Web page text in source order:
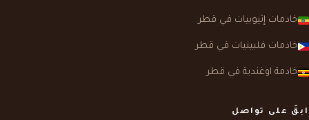
خادمات إثيوبيات في قطر
خادمات فلبينيات في قطر
خادمة اوغندية في قطر
ابقَ على تواصل